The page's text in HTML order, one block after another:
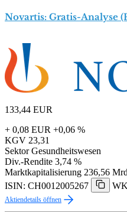
Novartis: Gratis-Analyse
133,44 EUR
+ 0,08 EUR +0,06 %
KGV 23,31
Sektor Gesundheitswesen
Div.-Rendite 3,74 %
Marktkapitalisierung 236,56
ISIN: CH0012005267
Aktiendetails öffnen